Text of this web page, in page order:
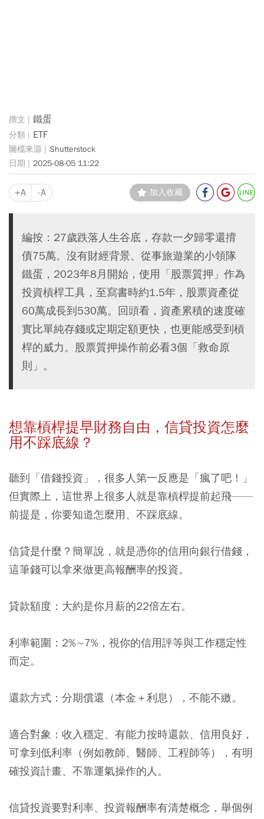
鐵蛋
ETF
Shutterstock
2025-08-05 11:22
+A -A 加入收藏
編按：27歲跌落人生谷底，存款一夕歸零還揹
債75萬。沒有財經背景、從事旅遊業的小領隊
鐵蛋，2023年8月開始，使用「股票質押」作為
投資槓桿工具，至寫書時約1.5年，股票資產從
60萬成長到530萬。回頭看，資產累積的速度確
實比單純存錢或定期定額更快，也更能感受到槓
桿的威力。股票質押操作前必看3個「救命原
則」。
想靠槓桿提早財務自由，信貸投資怎麼
用不踩底線？
聽到「借錢投資」，很多人第一反應是「瘋了吧！」
但實際上，這世界上很多人就是靠槓桿提前起飛——
前提是，你要知道怎麼用、不踩底線。
信貸是什麼？簡單說，就是憑你的信用向銀行借錢，
這筆錢可以拿來做更高報酬率的投資。
貸款額度： 大約是你月薪的22倍左右。
利率範圍： 2%∼7%，視你的信用評等與工作穩定性
而定。
還款方式： 分期償還（本金＋利息），不能不繳。
適合對象： 收入穩定、有能力按時還款、信用良好，
可拿到低利率（例如教師、醫師、工程師等），有明
確投資計畫、不靠運氣操作的人。
信貸投資要對利率、投資報酬率有清楚概念，舉個例